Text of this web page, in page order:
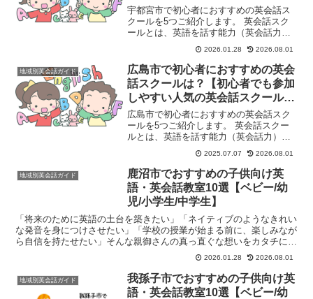
5選】
宇都宮市で初心者におすすめの英会話ス
クールを5つご紹介します。 英会話スク
ールとは、英語を話す能力（英会話力）
を習得することを目的とした学習塾や教
育機関のことです。主に、英語でのコミ
ュニケーション能力を高めたいと考える
人々（学生、社会人、シ...
2026.01.28 2026.08.01
地域別英会話ガイド
広島市で初心者におすすめの英会
話スクールは？【初心者でも参加
しやすい人気の英会話スクール5
選】
広島市で初心者におすすめの英会話スク
ールを5つご紹介します。 英会話スクー
ルとは、英語を話す能力（英会話力）を
習得することを目的とした学習塾や教育
機関のことです。主に、英語でのコミュ
ニケーション能力を高めたいと考える
人々（学生、社会人、シニ...
2025.07.07 2026.08.01
地域別英会話ガイド
鹿沼市でおすすめの子供向け英
語・英会話教室10選【ベビー/幼
児/小学生/中学生】
「将来のために英語の土台を築きたい」「ネイティブのようなきれい
な発音を身につけさせたい」「学校の授業が始まる前に、楽しみなが
ら自信を持たせたい」そんな親御さんの真っ直ぐな想いをカタチにす
るのが、子供向け英語・英会話教室です。栃木県鹿沼市には...
2026.01.28 2026.08.01
地域別英会話ガイド
我孫子市でおすすめの子供向け英
語・英会話教室10選【ベビー/幼